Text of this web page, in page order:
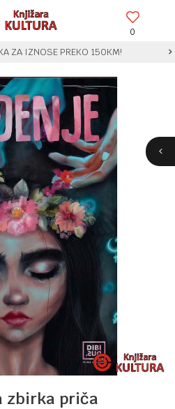
0
ZA IZNOSE PREKO 150KM!
zbirka priča